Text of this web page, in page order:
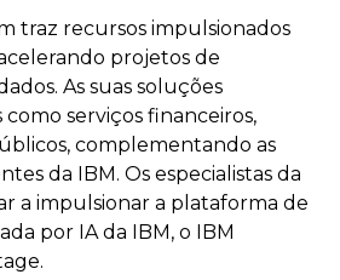
traz recursos impulsionados
projetos de
As suas soluções
serviços financeiros,
complementando as
da IBM. Os especialistas da
a impulsionar a plataforma de
por IA da IBM, o IBM